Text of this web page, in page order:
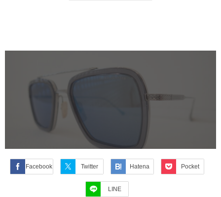
Facebook Twitter Hatena Pocket
LINE